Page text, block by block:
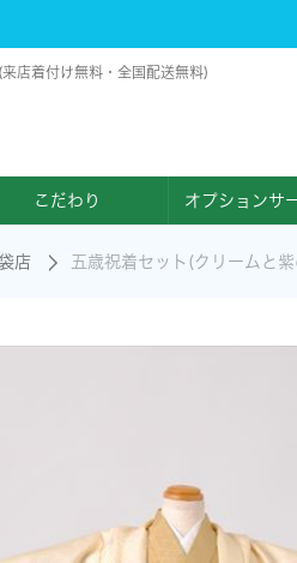
店着付け無料・全国配送無料)
こだわり オプションサ
店 五歳祝着セット(クリームと